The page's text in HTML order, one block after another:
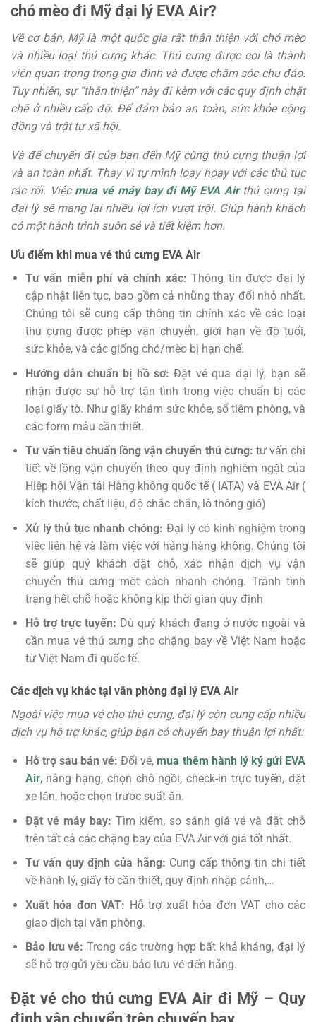
chó mèo đi Mỹ đại lý EVA Air?
Về cơ bản, Mỹ là một quốc gia rất thân thiện với chó mèo
và nhiều loại thú cưng khác. Thú cưng được coi là thành
viên quan trọng trong gia đình và được chăm sóc chu đáo.
Tuy nhiên, sự “thân thiện” này đi kèm với các quy định chặt
chẽ ở nhiều cấp độ. Để đảm bảo an toàn, sức khỏe cộng
đồng và trật tự xã hội.
Và để chuyến đi của bạn đến Mỹ cùng thú cưng thuận lợi
và an toàn nhất. Thay vì tự mình loay hoay với các thủ tục
rắc rối. Việc mua vé máy bay đi Mỹ EVA Airthú cưng tại
đại lý sẽ mang lại nhiều lợi ích vượt trội. Giúp hành khách
có một hành trình suôn sẻ và tiết kiệm hơn.
Ưu điểm khi mua vé thú cưng EVA Air
Tư vấn miễn phí và chính xác: Thông tin được đại lý
cập nhật liên tục, bao gồm cả những thay đổi nhỏ nhất.
Chúng tôi sẽ cung cấp thông tin chính xác về các loại
thú cưng được phép vận chuyển, giới hạn về độ tuổi,
sức khỏe, và các giống chó/mèo bị hạn chế.
Hướng dẫn chuẩn bị hồ sơ: Đặt vé qua đại lý, bạn sẽ
nhận được sự hỗ trợ tận tình trong việc chuẩn bị các
loại giấy tờ. Như giấy khám sức khỏe, sổ tiêm phòng, và
các form mẫu cần thiết.
Tư vấn tiêu chuẩn lồng vận chuyển thú cưng: tư vấn chi
tiết về lồng vận chuyển theo quy định nghiêm ngặt của
Hiệp hội Vận tải Hàng không quốc tế ( IATA) và EVA Air (
kích thước, chất liệu, độ chắc chắn, lỗ thông gió)
Xử lý thủ tục nhanh chóng: Đại lý có kinh nghiệm trong
việc liên hệ và làm việc với hãng hàng không. Chúng tôi
sẽ giúp quý khách đặt chỗ, xác nhận dịch vụ vận
chuyển thú cưng một cách nhanh chóng. Tránh tình
trạng hết chỗ hoặc không kịp thời gian quy định
Hỗ trợ trực tuyến: Dù quý khách đang ở nước ngoài và
cần mua vé thú cưng cho chặng bay về Việt Nam hoặc
từ Việt Nam đi quốc tế.
Các dịch vụ khác tại văn phòng đại lý EVA Air
Ngoài việc mua vé cho thú cưng, đại lý còn cung cấp nhiều
dịch vụ hỗ trợ khác, giúp bạn có chuyến bay thuận lợi nhất:
Hỗ trợ sau bán vé: Đổi vé, mua thêm hành lý ký gửi EVA
Air, nâng hạng, chọn chỗ ngồi, check-in trực tuyến, đặt
xe lăn, hoặc chọn trước suất ăn.
Đặt vé máy bay: Tìm kiếm, so sánh giá vé và đặt chỗ
trên tất cả các chặng bay của EVA Air với giá tốt nhất.
Tư vấn quy định của hãng: Cung cấp thông tin chi tiết
về hành lý, giấy tờ cần thiết, quy định nhập cảnh,…
Xuất hóa đơn VAT: Hỗ trợ xuất hóa đơn VAT cho các
giao dịch tại văn phòng.
Bảo lưu vé: Trong các trường hợp bất khả kháng, đại lý
sẽ hỗ trợ gửi yêu cầu bảo lưu vé đến hãng.
Đặt vé cho thú cưng EVA Air đi Mỹ – Quy